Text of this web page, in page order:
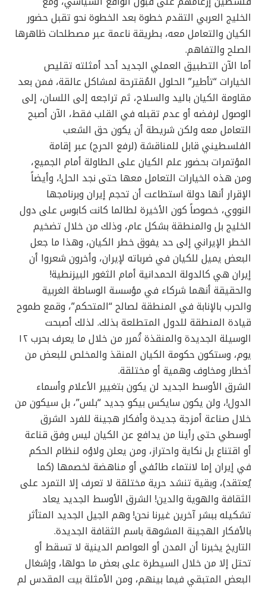
الخليج العربي التقدم خطوة بعد الخطوة نحو تقبل حضور
الكيان والتعامل معه، بطريقة ناعمة عبر مصطلحات ظاهرها
الصلح والتفاهم.
أما الآن التطبيق العملي الجديد أحد أمثلته تقليص
الخيارات “تأطير” الحلول المُقترحة لمشاكل عالقة، فمن بعد
مقاومة الكيان باليد والسلاح، ثم تراجعه إلى اللسان، إلى
الوصول لرفضه أو عدم تقبله في القلب فقط، الآن أصبح
التعامل معه ولكن شريطة أن يكون حق الشعب
الفلسطيني قابل للمناقشة (لرفع الحرج) عبر إقامة
المؤتمرات بحضور علم الكيان على الطاولة أمام الجميع،
ومن هذه الخيارات التعامل معها حتى نجد الحل!، وأيضاً
الإقرار أنها دولة استطاعت أن تحجم إيران وبرنامجها
النووي، خصوصاً كون الأخيرة لطالما كانت كابوس على دول
الخليج بل والمنطقة بشكل عام، وذلك من خلال تضخيم
الخطر الإيراني إلى حد يفوق خطر الكيان، وهذا ما جعل
البعض يميل للكيان في ضرباته لإيران، وأخرون شعروا أن
إيران هي كالدولة الحمدانية أمام الثغور البيزنطية!
والحقيقة أنهما شركاء في مؤسسة الوساطة الغربية
والحرب بالإنابة في المنطقة لصالح “المتحكم”، وقمع طموح
قيادة المنطقة للدول المتطلعة بذلك. لذلك أصبحت
الوسيلة الجديدة والمنقذة تُمرر من خلال ما يعرف بحرب ١٢
يوم، وستكون حكومة الكيان المنقذ والمخلص للبعض من
أخطار ومخاوف وهمية أو مختلقة.
الشرق الأوسط الجديد لن يكون بتغيير الأعلام وأسماء
الدول!، ولن يكون سايكس بيكو جديد “بلس”، بل سيكون من
خلال صناعة أمزجة جديدة وأفكار هجينة للفرد الشرق
أوسطي حتى رأينا من يدافع عن الكيان ليس وفق قناعة
أو اقتناع بل نكاية واحتراز، ومن يعلن ولاؤه لنظام الحكم
في إيران إما لانتماء طائفي أو مناهضة لخصمها (كما
يُعتقد)، وبقية تنشد حرية مختلقة لا تعرف إلا التمرد على
الثقافة والهوية والدين! الشرق الأوسط الجديد يعاد
تشكيله ببشر آخرين غيرنا نحن! وهم الجيل الجديد المتأثر
بالأفكار الهجينة المشوهة باسم الثقافة الجديدة.
التاريخ يخبرنا أن المدن أو العواصم الدينية لا تسقط أو
تحتل إلا من خلال السيطرة على بعض ما حولها، وإشغال
البعض المتبقي فيما بينهم، ومن الأمثلة بيت المقدس لم